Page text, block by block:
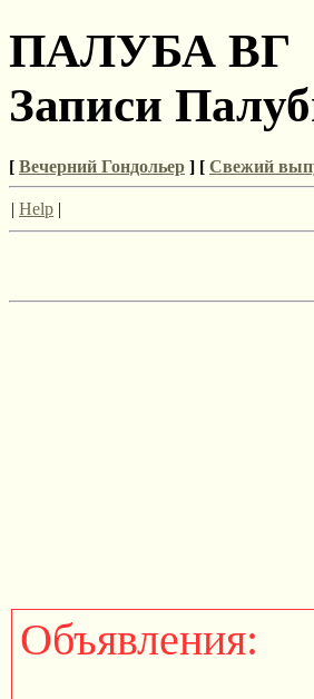
ПАЛУБА ВГ
Записи
[ Вечерний Гондольер ] [ Свежий
| Help |
Объявления: